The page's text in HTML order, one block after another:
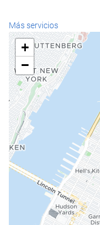
Bienestar
Spa
Hammam
Sauna
Gimnasio
Servicios de
Recepción 24 horas
Guardaequipaje
Comida y bebida
Restaurante a la
Más servicios
+
−